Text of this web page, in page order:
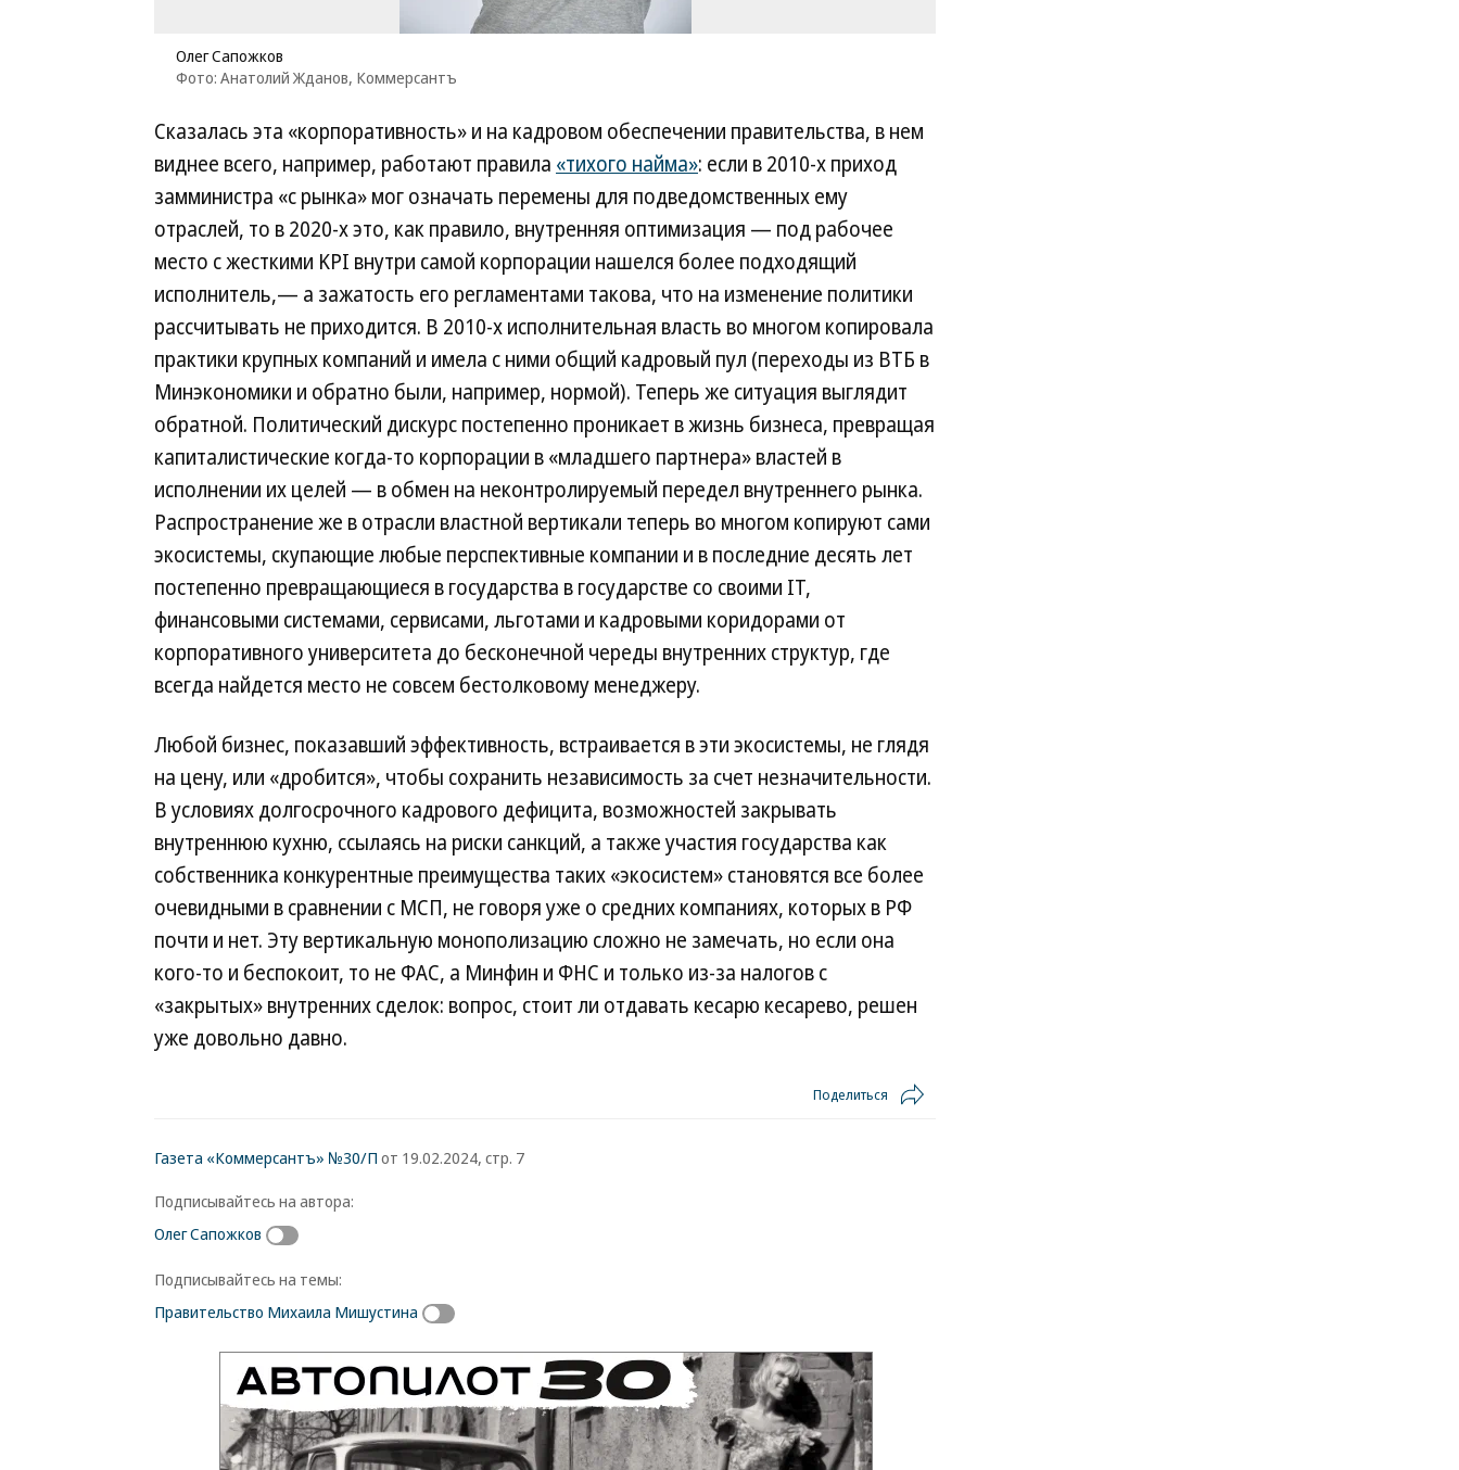
Олег Сапожков
Фото: Анатолий Жданов, Коммерсантъ
Сказалась эта «корпоративность» и на кадровом обеспечении правительства, в нем
виднее всего, например, работают правила «тихого найма»: если в 2010-х приход
замминистра «с рынка» мог означать перемены для подведомственных ему
отраслей, то в 2020-х это, как правило, внутренняя оптимизация — под рабочее
место с жесткими KPI внутри самой корпорации нашелся более подходящий
исполнитель,— а зажатость его регламентами такова, что на изменение политики
рассчитывать не приходится. В 2010-х исполнительная власть во многом копировала
практики крупных компаний и имела с ними общий кадровый пул (переходы из ВТБ в
Минэкономики и обратно были, например, нормой). Теперь же ситуация выглядит
обратной. Политический дискурс постепенно проникает в жизнь бизнеса, превращая
капиталистические когда-то корпорации в «младшего партнера» властей в
исполнении их целей — в обмен на неконтролируемый передел внутреннего рынка.
Распространение же в отрасли властной вертикали теперь во многом копируют сами
экосистемы, скупающие любые перспективные компании и в последние десять лет
постепенно превращающиеся в государства в государстве со своими IT,
финансовыми системами, сервисами, льготами и кадровыми коридорами от
корпоративного университета до бесконечной череды внутренних структур, где
всегда найдется место не совсем бестолковому менеджеру.
Любой бизнес, показавший эффективность, встраивается в эти экосистемы, не глядя
на цену, или «дробится», чтобы сохранить независимость за счет незначительности.
В условиях долгосрочного кадрового дефицита, возможностей закрывать
внутреннюю кухню, ссылаясь на риски санкций, а также участия государства как
собственника конкурентные преимущества таких «экосистем» становятся все более
очевидными в сравнении с МСП, не говоря уже о средних компаниях, которых в РФ
почти и нет. Эту вертикальную монополизацию сложно не замечать, но если она
кого-то и беспокоит, то не ФАС, а Минфин и ФНС и только из-за налогов с
«закрытых» внутренних сделок: вопрос, стоит ли отдавать кесарю кесарево, решен
уже довольно давно.
Поделиться
Газета «Коммерсантъ» №30/П от 19.02.2024, стр. 7
Подписывайтесь на автора:
Олег Сапожков
Подписывайтесь на темы:
Правительство Михаила Мишустина